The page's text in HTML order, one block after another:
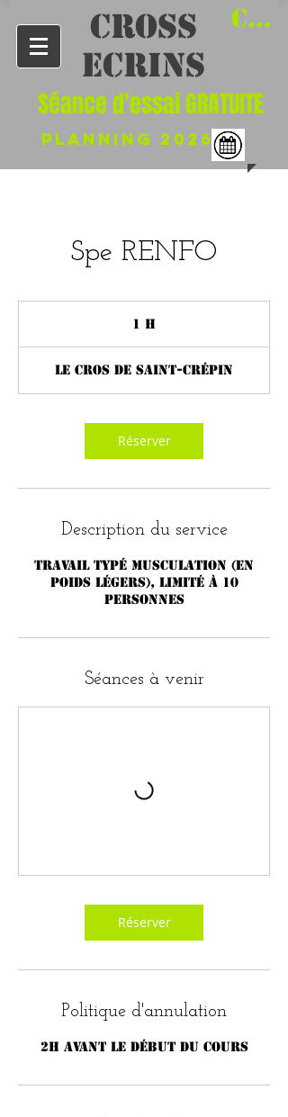
​CROSS
Ecrins
Séance d'essai GRATUITE
PLANNing 2026
Spe RENFO
1 h
Le Cros de Saint-Crépin
Réserver
Description du service
Travail typé musculation (en
poids légers), limité à 10
personnes
Séances à venir
Réserver
Politique d'annulation
2h avant le début du cours